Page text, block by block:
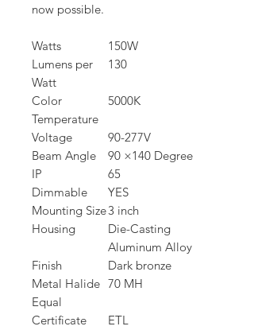
now possible.
Watts
150W
Lumens per
Watt
130
Color
Temperature
5000K
Voltage
90-277V
Beam Angle
90 ×140 Degree
IP
65
Dimmable
YES
Mounting Size3 inch
Housing
Die-Casting
Aluminum Alloy
Finish
Dark bronze
Metal Halide
Equal
70 MH
Certificate
ETL